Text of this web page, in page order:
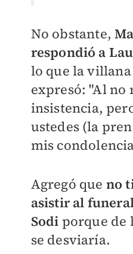
No obstante,
respondió a
lo que la
expresó: "Al no
insistencia,
ustedes (la
mis
Agregó que no
asistir al
Sodi porque de
se desviaría.